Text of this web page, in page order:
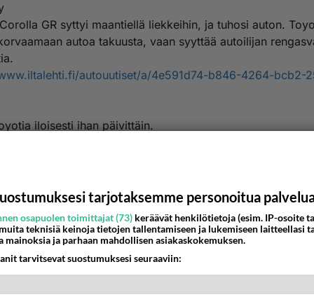
GR syttyi maantiellä liekkeihin, ja tuhosi auton.
autoa takuusta, vaan syyttää autoilijan
autouutiset/a/4e591d74-b846-4264-bcb2-
iloisesti ihan päivittäin.
04-26 16:18:24
päivänsankari on kuitenkin sakkonastarengas-Lexus
Ylinopeudesta ja kolaroinnista Pastersteinit antavat lisää
kotimaa/art-2000011193877.html
tarjotaksemme personoitua
osapuolen toimittajat (73) keräävät henkilötietoja (esim. IP-osoite
teknisiä keinoja tietojen tallentamiseen ja lukemiseen laitteellasi
ja parhaan mahdollisen asiakaskokemuksen.
tarvitsevat suostumuksesi seuraaviin: